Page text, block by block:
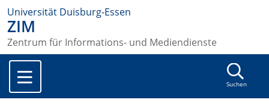
Universität Duisburg-Essen
ZIM
Zentrum für Informations- und Mediendienste
Suchen